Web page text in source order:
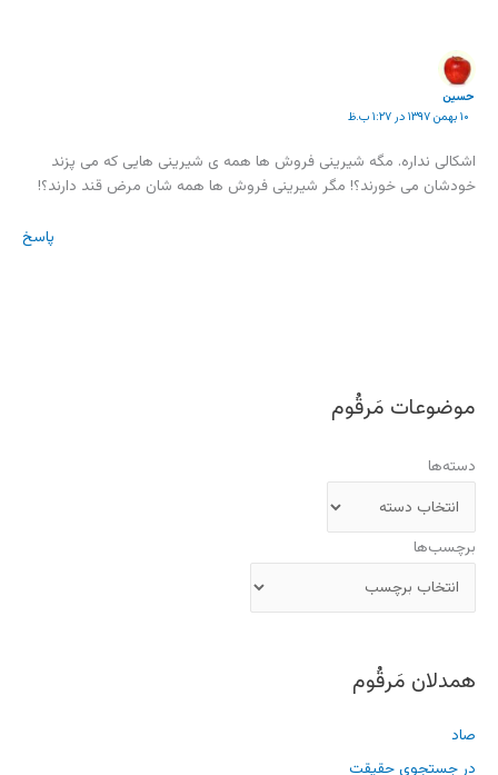
حسین
۱۰ بهمن ۱۳۹۷ در ۱:۲۷ ب.ظ
اشکالی نداره. مگه شیرینی فروش ها همه ی شیرینی هایی که می پزند
خودشان می خورند؟! مگر شیرینی فروش ها همه شان مرض قند دارند؟!
پاسخ
موضوعات مَرقُوم
دسته‌ها
برچسب‌ها
همدلان مَرقُوم
صاد
در جستجوی حقیقت